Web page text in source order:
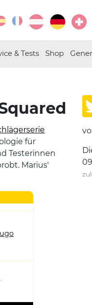
& Tests Shop
für
Testerinnen
Marius'